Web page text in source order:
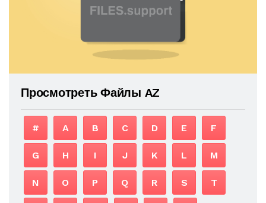
Просмотреть Файлы AZ
# A B C D E F
G H I J K L M
N O P Q R S T